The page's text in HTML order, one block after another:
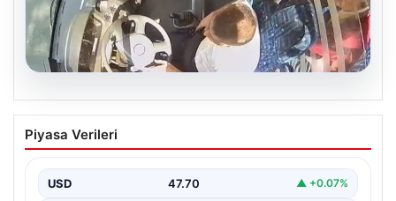
Trabzon’da Otobüste Fenalaşan
Yolcuya Şoförün Hızlı Müdahalesi
yaşındaki yolcu Hasan Öner’in hayatı, şoför Sinan
Erdoğan’ın…
Piyasa Verileri
USD 47.70 ▲ +0.07%